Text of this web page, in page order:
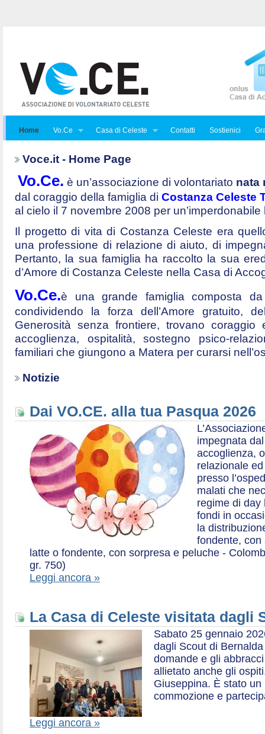
Home Vo.Ce Casa di Celeste Contatti Sostienici
Voce.it - Home Page
Vo.Ce. è un’associazione di volontariato nata
dal coraggio della famiglia di Costanza Celeste
al cielo il 7 novembre 2008 per
Il progetto di vita di Costanza Celeste era
una professione di relazione di aiuto, di
Pertanto, la sua famiglia ha raccolto la sua
d’Amore di Costanza Celeste nella Casa di
Vo.Ce.è una grande famiglia composta
condividendo la forza dell’Amore gratuito,
Generosità senza frontiere, trovano
accoglienza, ospitalità, sostegno psico-
familiari che giungono a Matera per curarsi
Notizie
Dai VO.CE. alla tua Pasqua 2026
impegnata
accoglienza,
relazionale
presso
malati che
regime di day
fondi in
la
fondente, con
latte o fondente, con sorpresa e peluche -
gr. 750)
Leggi ancora »
La Casa di Celeste visitata dagli
Sabato 25 gennaio
dagli Scout di
domande e gli
allietato anche gli
Giuseppina. È stato
commozione e
Leggi ancora »